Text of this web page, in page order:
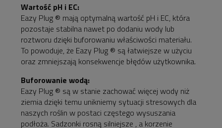
Wartość pH i EC:
Eazy Plug ® mają optymalną wartość pH i EC, która
pozostaje stabilna nawet po dodaniu wody lub
roztworu dzięki buforowaniu właściwości materiału.
To powoduje, że Eazy Plug ® są łatwiejsze w użyciu
oraz zmniejszają konsekwencje błędów użytkownika.
Buforowanie wodą:
Eazy Plug ® są w stanie zachować więcej wody niż
ziemia dzięki temu unikniemy sytuacji stresowych dla
naszych roślin w postaci częstego wysuszania
podłoża. Sadzonki rosną silniejsze , a korzenie